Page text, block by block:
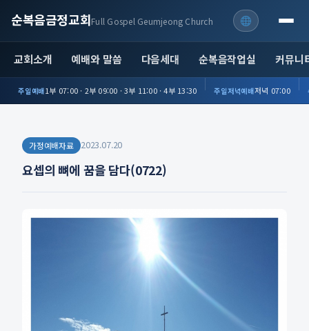
순복음금정교회Full Gospel Geumjeong Church
교회소개 예배와 말씀 다음세대 순복음작업실 커뮤니
주일예배1부 07:00 · 2부 09:00 · 3부 11:00 · 4부 13:30 주일저녁예배저녁 07:00
가정예배자료 2023.07.20
요셉의 뼈에 꿈을 담다(0722)